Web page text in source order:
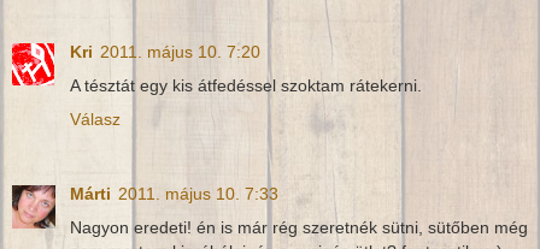
Kri 2011. május 10. 7:20
A tésztát egy kis átfedéssel szoktam rátekerni.
Válasz
Márti 2011. május 10. 7:33
Nagyon eredeti! én is már rég szeretnék sütni, sütőben még